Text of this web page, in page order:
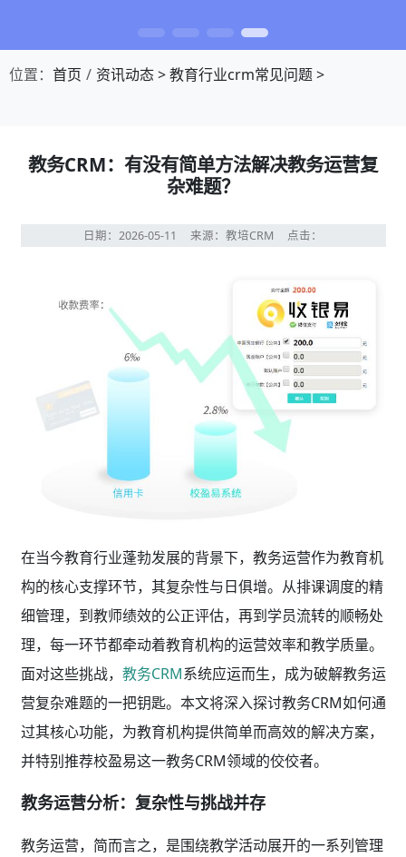
位置： 首页 资讯动态>教育行业crm常见问题>
教务CRM：有没有简单方法解决教务运营复
杂难题？
日期：2026-05-11 来源：教培CRM 点击：
在当今教育行业蓬勃发展的背景下，教务运营作为教育机
构的核心支撑环节，其复杂性与日俱增。从排课调度的精
细管理，到教师绩效的公正评估，再到学员流转的顺畅处
理，每一环节都牵动着教育机构的运营效率和教学质量。
面对这些挑战， 教务CRM系统应运而生，成为破解教务运
营复杂难题的一把钥匙。本文将深入探讨教务CRM如何通
过其核心功能，为教育机构提供简单而高效的解决方案，
并特别推荐校盈易这一教务CRM领域的佼佼者。
教务运营分析：复杂性与挑战并存
教务运营，简而言之，是围绕教学活动展开的一系列管理